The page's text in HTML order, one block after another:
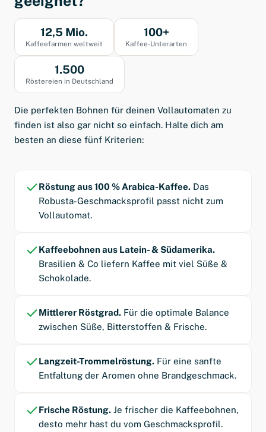
12,5 Mio.
Kaffeefarmen weltweit
100+
Kaffee-Unterarten
1.500
Röstereien in Deutschland
Die perfekten Bohnen für deinen Vollautomaten zu
finden ist also gar nicht so einfach. Halte dich am
besten an diese fünf Kriterien:
Röstung aus 100 % Arabica-Kaffee. Das
Robusta-Geschmacksprofil passt nicht zum
Vollautomat.
Kaffeebohnen aus Latein- & Südamerika.
Brasilien & Co liefern Kaffee mit viel Süße &
Schokolade.
Mittlerer Röstgrad. Für die optimale Balance
zwischen Süße, Bitterstoffen & Frische.
Langzeit-Trommelröstung. Für eine sanfte
Entfaltung der Aromen ohne Brandgeschmack.
Frische Röstung. Je frischer die Kaffeebohnen,
desto mehr hast du vom Geschmacksprofil.